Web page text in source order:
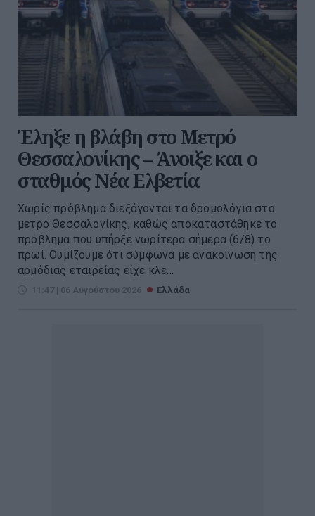
Έληξε η βλάβη στο Μετρό
Θεσσαλονίκης – Άνοιξε και ο
σταθμός Νέα Ελβετία
Χωρίς πρόβλημα διεξάγονται τα δρομολόγια στο
μετρό Θεσσαλονίκης, καθώς αποκαταστάθηκε το
πρόβλημα που υπήρξε νωρίτερα σήμερα (6/8) το
πρωί. Θυμίζουμε ότι σύμφωνα με ανακοίνωση της
αρμόδιας εταιρείας είχε κλε...
11:47 | 06 Αυγούστου 2026 Ελλάδα